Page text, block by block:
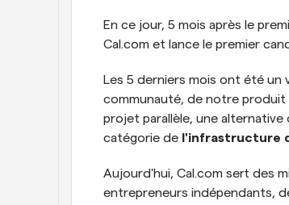
En ce jour, 5 mois après le
Cal.com et lance le premier
Les 5 derniers mois ont été un
communauté, de notre produit
projet parallèle, une alternative
catégorie de l'infrastructure
Aujourd'hui, Cal.com sert des
entrepreneurs indépendants,